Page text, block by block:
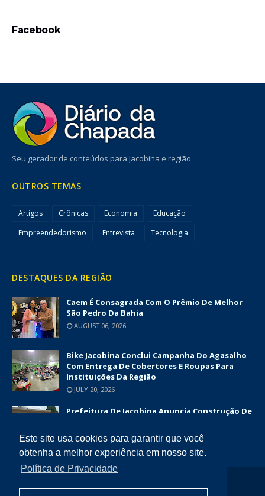
Este site usa cookies para garantir que você
obtenha a melhor experiência em nosso site.
Política de Privacidade
Facebook
Seu gerador de conteúdos para Jacobina e região
OUTROS TEMAS
Artigos Crônicas Economia
Educação
Empreendedorismo
Entrevista Tecnologia
DESTAQUES DA REGIÃO
Caem É Consagrada Com O Prêmio De Melhor
São Pedro Da Bahia
AUGUST 06, 2026
Bike Jacobina Conclui Campanha Do Agasalho
Com Entrega De Cobertores E Roupas Para
Instituições Da Região
JULY 20, 2026
Prefeitura De Jacobina Anuncia Construção De
JUNE 12, 2026